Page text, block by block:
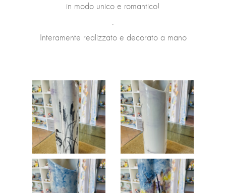
in modo unico e romantico!
.
Interamente realizzato e decorato a mano